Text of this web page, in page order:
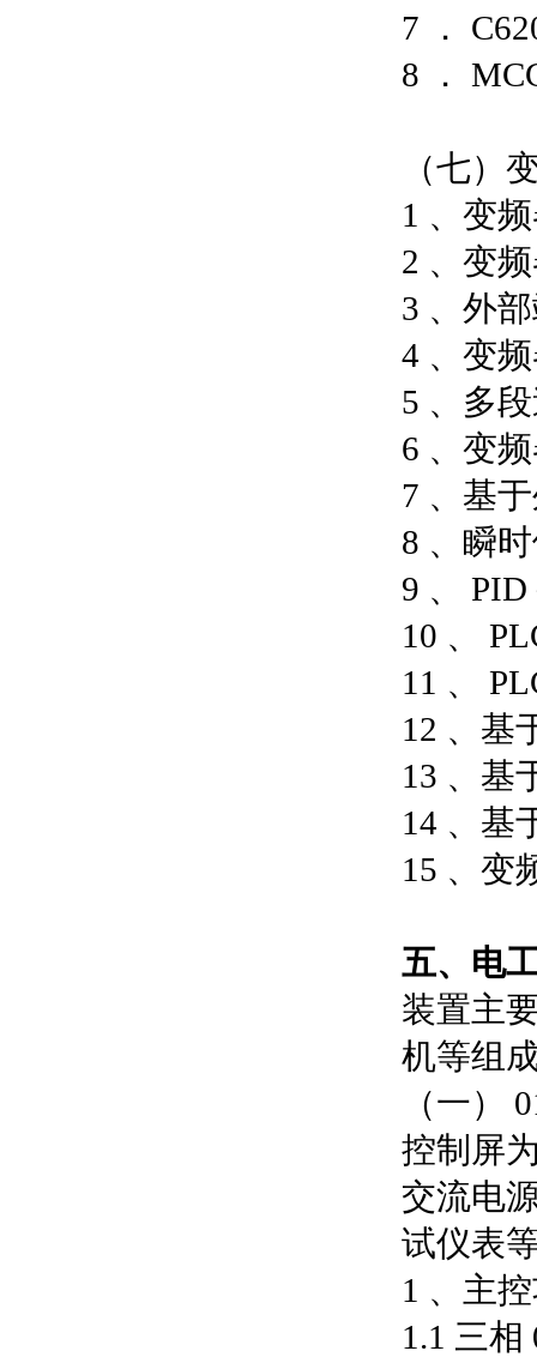
7 ．
8 ．
（七）
1 、变
2 、变
3 、外
4 、变
5 、多
6 、变
7 、基
8 、瞬
9 、
10 、
11 、
12 、基
13 、基
14 、基
15 、变
五、 电
装置主
机等组
（一）
控制屏
交流电
试仪表
1 、主
1.1 三